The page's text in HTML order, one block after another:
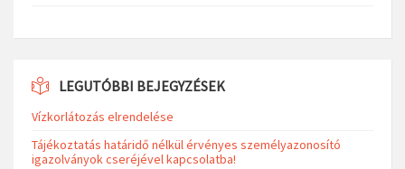
LEGUTÓBBI BEJEGYZÉSEK
Vízkorlátozás elrendelése
Tájékoztatás határidő nélkül érvényes személyazonosító
igazolványok cseréjével kapcsolatba!